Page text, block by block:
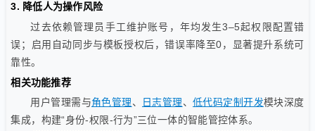
3. 降低人为操作风险
过去依赖管理员手工维护账号，年均发生3–5起权限配置错
误；启用自动同步与模板授权后，错误率降至0，显著提升系统可
靠性。
相关功能推荐
用户管理需与角色管理、 日志管理、低代码定制开发模块深度
集成，构建“身份-权限-行为”三位一体的智能管控体系。